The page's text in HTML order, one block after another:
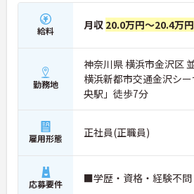
給料 月収 20.0万円～20.4万円
勤務地
神奈川県 横浜市金沢区
横浜新都市交通金沢シ
央駅」徒歩7分
雇用形態 正社員(正職員)
応募要件 ■学歴・資格・経験不問